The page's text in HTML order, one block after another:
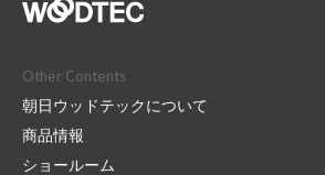
Other Contents
朝日ウッドテックについて
商品情報
ショールーム